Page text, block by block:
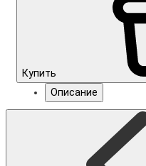
Купить
Описание